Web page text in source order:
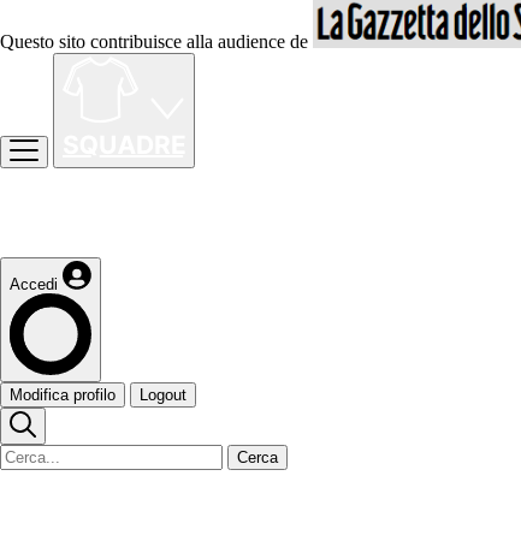
Questo sito contribuisce alla audience de
Accedi
Modifica profilo Logout
Cerca